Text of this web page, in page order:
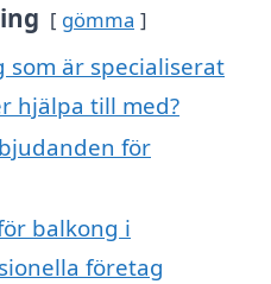
gömma
som är specialiserat
hjälpa till med?
för
balkong i
företag